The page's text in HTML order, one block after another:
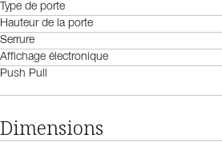
Type de porte
Hauteur de la porte
Serrure
Affichage électronique
Push Pull
Dimensions